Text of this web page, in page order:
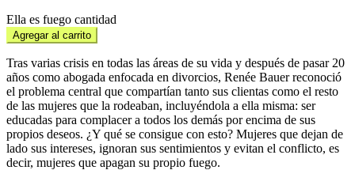
Ella es fuego cantidad
Agregar al carrito
Tras varias crisis en todas las áreas de su vida y después de pasar 20
años como abogada enfocada en divorcios, Renée Bauer reconoció
el problema central que compartían tanto sus clientas como el resto
de las mujeres que la rodeaban, incluyéndola a ella misma: ser
educadas para complacer a todos los demás por encima de sus
propios deseos. ¿Y qué se consigue con esto? Mujeres que dejan de
lado sus intereses, ignoran sus sentimientos y evitan el conflicto, es
decir, mujeres que apagan su propio fuego.